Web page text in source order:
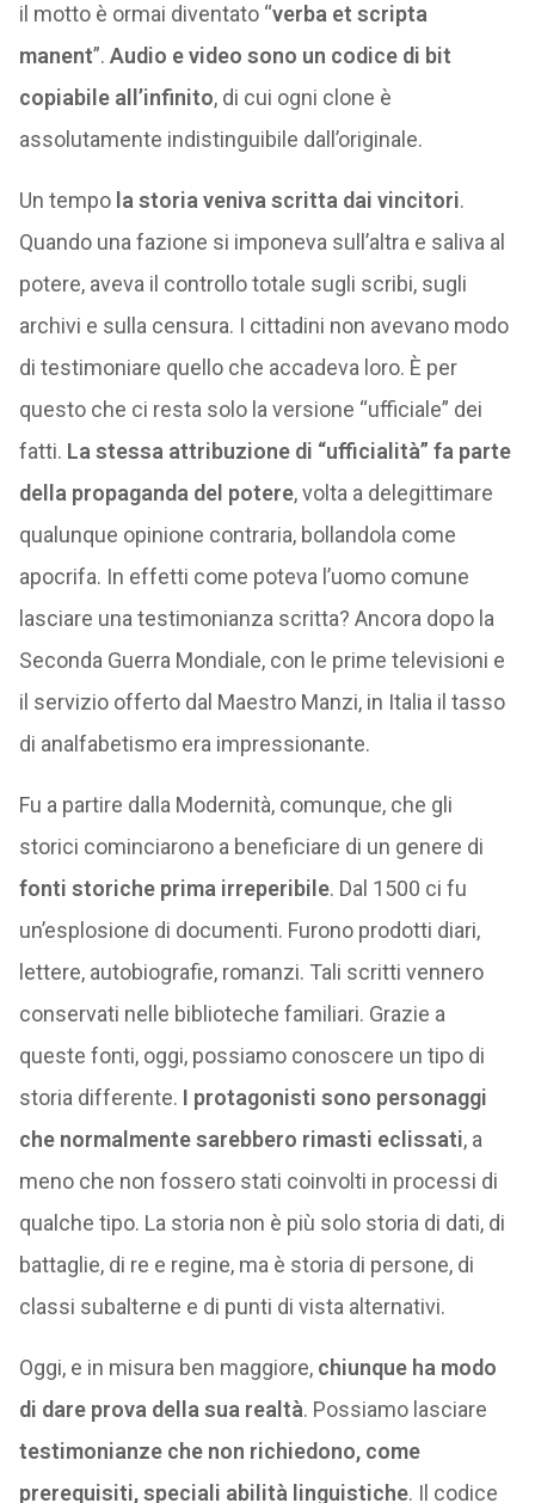
il motto è ormai diventato “verba et scripta
manent”. Audio e video sono un codice di bit
copiabile all’infinito, di cui ogni clone è
assolutamente indistinguibile dall’originale.
Un tempo la storia veniva scritta dai vincitori.
Quando una fazione si imponeva sull’altra e saliva al
potere, aveva il controllo totale sugli scribi, sugli
archivi e sulla censura. I cittadini non avevano modo
di testimoniare quello che accadeva loro. È per
questo che ci resta solo la versione “ufficiale” dei
fatti. La stessa attribuzione di “ufficialità” fa parte
della propaganda del potere, volta a delegittimare
qualunque opinione contraria, bollandola come
apocrifa. In effetti come poteva l’uomo comune
lasciare una testimonianza scritta? Ancora dopo la
Seconda Guerra Mondiale, con le prime televisioni e
il servizio offerto dal Maestro Manzi, in Italia il tasso
di analfabetismo era impressionante.
Fu a partire dalla Modernità, comunque, che gli
storici cominciarono a beneficiare di un genere di
fonti storiche prima irreperibile. Dal 1500 ci fu
un’esplosione di documenti. Furono prodotti diari,
lettere, autobiografie, romanzi. Tali scritti vennero
conservati nelle biblioteche familiari. Grazie a
queste fonti, oggi, possiamo conoscere un tipo di
storia differente. I protagonisti sono personaggi
che normalmente sarebbero rimasti eclissati, a
meno che non fossero stati coinvolti in processi di
qualche tipo. La storia non è più solo storia di dati, di
battaglie, di re e regine, ma è storia di persone, di
classi subalterne e di punti di vista alternativi.
Oggi, e in misura ben maggiore, chiunque ha modo
di dare prova della sua realtà. Possiamo lasciare
testimonianze che non richiedono, come
prerequisiti, speciali abilità linguistiche. Il codice